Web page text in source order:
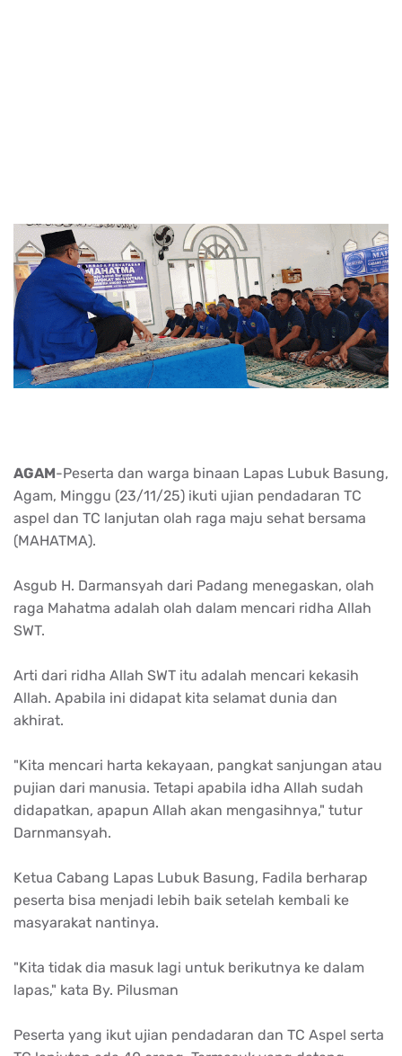
AGAM-Peserta dan warga binaan Lapas Lubuk Basung,
Agam, Minggu (23/11/25) ikuti ujian pendadaran TC
aspel dan TC lanjutan olah raga maju sehat bersama
(MAHATMA).
Asgub H. Darmansyah dari Padang menegaskan, olah
raga Mahatma adalah olah dalam mencari ridha Allah
SWT.
Arti dari ridha Allah SWT itu adalah mencari kekasih
Allah. Apabila ini didapat kita selamat dunia dan
akhirat.
"Kita mencari harta kekayaan, pangkat sanjungan atau
pujian dari manusia. Tetapi apabila idha Allah sudah
didapatkan, apapun Allah akan mengasihnya," tutur
Darnmansyah.
Ketua Cabang Lapas Lubuk Basung, Fadila berharap
peserta bisa menjadi lebih baik setelah kembali ke
masyarakat nantinya.
"Kita tidak dia masuk lagi untuk berikutnya ke dalam
lapas," kata By. Pilusman
Peserta yang ikut ujian pendadaran dan TC Aspel serta